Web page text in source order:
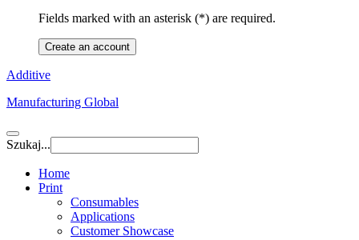
Fields marked with an asterisk (*) are required.
Create an account
Additive
Manufacturing Global
Szukaj...
Home
Print
Consumables
Applications
Customer Showcase